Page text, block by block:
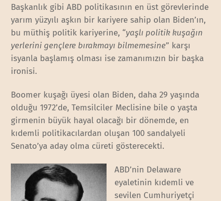
Başkanlık gibi ABD politikasının en üst görevlerinde
yarım yüzyılı aşkın bir kariyere sahip olan Biden’ın,
bu müthiş politik kariyerine, “yaşlı politik kuşağın
yerlerini gençlere bırakmayı bilmemesine” karşı
isyanla başlamış olması ise zamanımızın bir başka
ironisi.
Boomer kuşağı üyesi olan Biden, daha 29 yaşında
olduğu 1972’de, Temsilciler Meclisine bile o yaşta
girmenin büyük hayal olacağı bir dönemde, en
kıdemli politikacılardan oluşan 100 sandalyeli
Senato’ya aday olma cüreti gösterecekti.
ABD’nin Delaware
eyaletinin kıdemli ve
sevilen Cumhuriyetçi